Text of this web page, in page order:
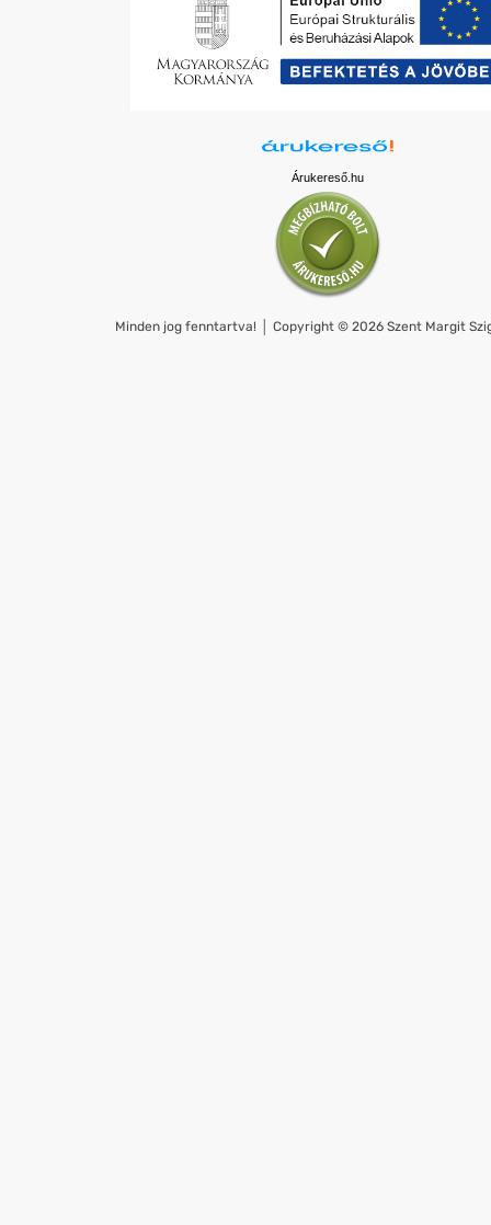
Árukereső.hu
Minden jog fenntartva! │ Copyright © 2026 Szent Margit